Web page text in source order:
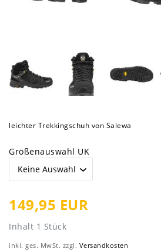
leichter Trekkingschuh von Salewa
Größenauswahl UK
149,95 EUR
Inhalt 1 Stück
inkl. ges. MwSt. zzgl. Versandkosten